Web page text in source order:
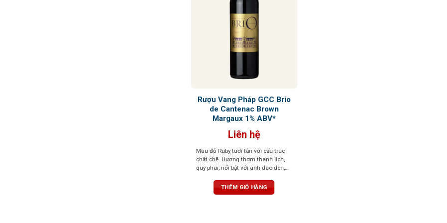
Rượu Vang Pháp GCC Brio
de Cantenac Brown
Margaux 1% ABV*
Liên hệ
Màu đỏ Ruby tươi tắn với cấu trúc
chặt chẽ. Hương thơm thanh lịch,
quý phái, nổi bật với anh đào đen,
tannin mượt mà, kéo dài ở hậu vị
cùng dư vị ngọt thanh dễ chịu. Kết
THÊM GIỎ HÀNG